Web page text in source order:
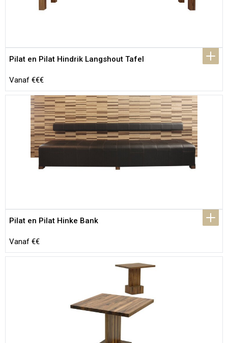
Pilat en Pilat Hindrik Langshout Tafel
Vanaf €€€
Pilat en Pilat Hinke Bank
Vanaf €€